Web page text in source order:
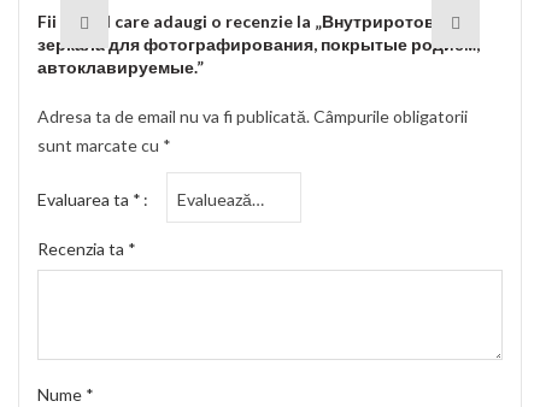
Fii primul care adaugi o recenzie la „Внутриротовые
зеркала для фотографирования, покрытые родием,
автоклавируемые.”
Adresa ta de email nu va fi publicată.Câmpurile obligatorii
sunt marcate cu *
Evaluarea ta *
Recenzia ta *
Nume *